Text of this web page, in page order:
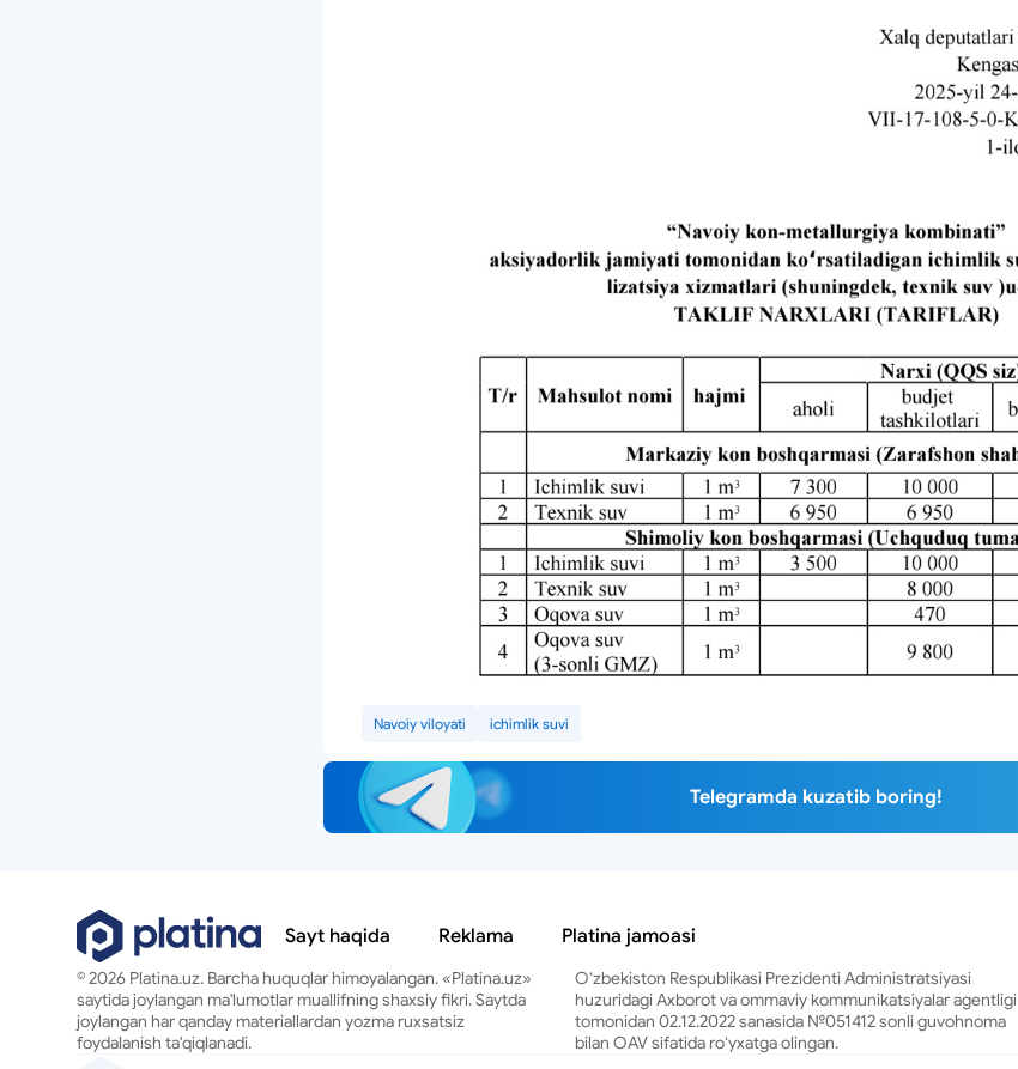
Navoiy viloyati ichimlik suvi
Telegramda kuzatib boring!
Sayt haqida Reklama Platina jamoasi
© 2026 Platina.uz. Barcha huquqlar himoyalangan. «Platina.uz»
saytida joylangan ma'lumotlar muallifning shaxsiy fikri. Saytda
joylangan har qanday materiallardan yozma ruxsatsiz
foydalanish ta'qiqlanadi.
O‘zbekiston Respublikasi Prezidenti Administratsiyasi
huzuridagi Axborot va ommaviy kommunikatsiyalar agentligi
tomonidan 02.12.2022 sanasida №051412 sonli guvohnoma
bilan OAV sifatida roʻyxatga olingan.